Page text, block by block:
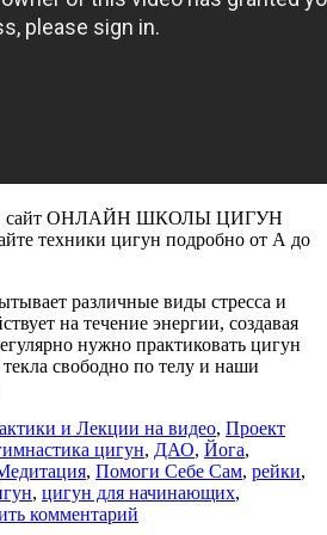
сайт ОНЛАЙН ШКОЛЫ ЦИГУН
техники цигун подробно от А до
различные виды стресса и
на течение энергии, создавая
нужно практиковать цигун
свободно по телу и наши
и Лекции на видео, Проект
цигун, ДАО, Йога,
, Помоги Себе Сам, рейки,
, цигун для начинающих,
комментарий